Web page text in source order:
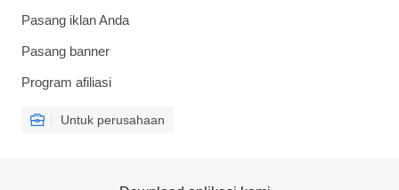
Pasang iklan Anda
Pasang banner
Program afiliasi
Untuk perusahaan